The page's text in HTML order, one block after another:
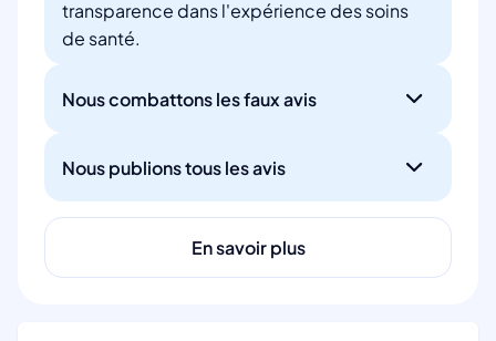
transparence dans l'expérience des soins
de santé.
Nous combattons les faux avis
Nous publions tous les avis
En savoir plus